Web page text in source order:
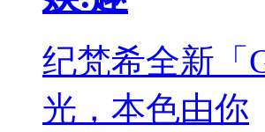
纪梵希全新「
光，本色由你